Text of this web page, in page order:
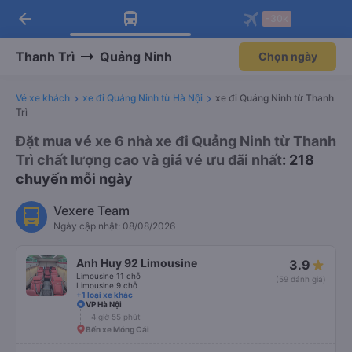
Tải app Vexere ngay!
Nhận ưu đãi thành viên độc
Mở app
Tải app Vexere
-30k/ghế khi đặt vé máy bay qua
Mở app
arrow_back
Thanh Trì Quảng Ninh Chọn ngày
Vé xe khách xe đi Quảng Ninh từ Hà Nội
xe đi Quảng Ninh từ Thanh
Trì
Đặt mua vé xe 6 nhà xe đi Quảng Ninh từ Thanh
Trì chất lượng cao và giá vé ưu đãi nhất: 218
chuyến mỗi ngày
Vexere Team
Ngày cập nhật: 08/08/2026
Anh Huy 92 Limousine
Limousine 11 chỗ
Limousine 9 chỗ
+1 loại xe khác
3.9
(59 đánh giá)
VP Hà Nội
4 giờ 55 phút
Bến xe Móng Cái